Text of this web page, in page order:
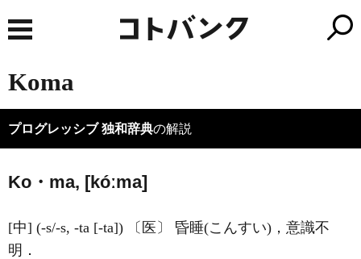
Koma
プログレッシブ 独和辞典の解説
Ko・ma, [kóːma]
[中] (-s/-s, -ta [-ta]) 〔医〕 昏睡(こんすい)，意識不
明．